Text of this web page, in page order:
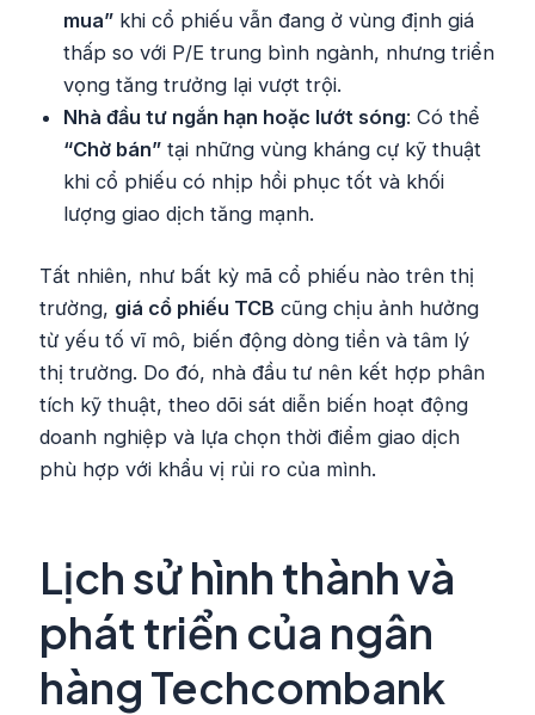
mua” khi cổ phiếu vẫn đang ở vùng định giá
thấp so với P/E trung bình ngành, nhưng triển
vọng tăng trưởng lại vượt trội.
Nhà đầu tư ngắn hạn hoặc lướt sóng: Có thể
“Chờ bán” tại những vùng kháng cự kỹ thuật
khi cổ phiếu có nhịp hồi phục tốt và khối
lượng giao dịch tăng mạnh.
Tất nhiên, như bất kỳ mã cổ phiếu nào trên thị
trường, giá cổ phiếu TCB cũng chịu ảnh hưởng
từ yếu tố vĩ mô, biến động dòng tiền và tâm lý
thị trường. Do đó, nhà đầu tư nên kết hợp phân
tích kỹ thuật, theo dõi sát diễn biến hoạt động
doanh nghiệp và lựa chọn thời điểm giao dịch
phù hợp với khẩu vị rủi ro của mình.
Lịch sử hình thành và
phát triển của ngân
hàng Techcombank